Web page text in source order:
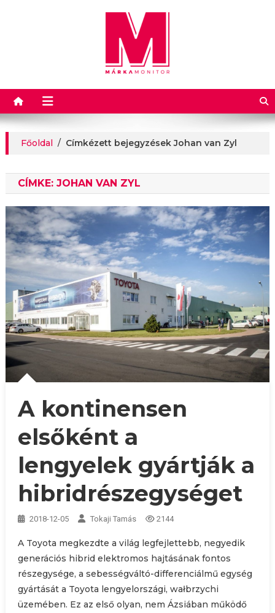
Márkamonitor
Főoldal / Címkézett bejegyzések Johan van Zyl
CÍMKE: JOHAN VAN ZYL
A kontinensen
elsőként a
lengyelek gyártják a
hibridrészegységet
2018-12-05 Tokaji Tamás 2144
A Toyota megkezdte a világ legfejlettebb, negyedik
generációs hibrid elektromos hajtásának fontos
részegysége, a sebességváltó-differenciálmű egység
gyártását a Toyota lengyelországi, wałbrzychi
üzemében. Ez az első olyan, nem Ázsiában működő